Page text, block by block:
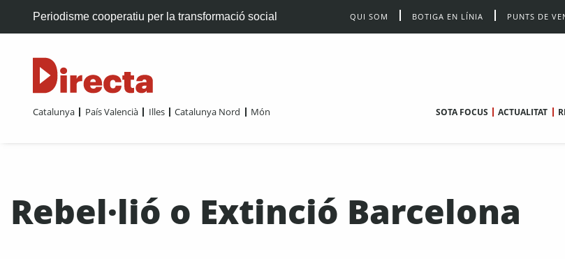
Periodisme cooperatiu per la transformació social QUI SOM BOTIGA EN LÍNIA PUNTS DE
Catalunya País Valencià Illes Catalunya Nord Món SOTA FOCUS ACTUALITAT
Rebel·lió o Extinció Barcelona